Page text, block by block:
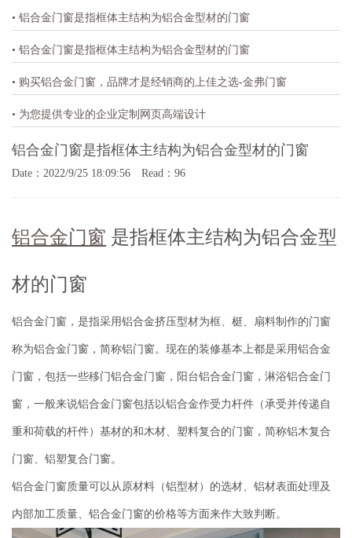
• 铝合金门窗是指框体主结构为铝合金型材的门窗
• 铝合金门窗是指框体主结构为铝合金型材的门窗
• 购买铝合金门窗，品牌才是经销商的上佳之选-金弗门窗
• 为您提供专业的企业定制网页高端设计
铝合金门窗是指框体主结构为铝合金型材的门窗
Date：2022/9/25 18:09:56 Read：96
铝合金门窗 是指框体主结构为铝合金型
材的门窗
铝合金门窗，是指采用铝合金挤压型材为框、梃、扇料制作的门窗
称为铝合金门窗，简称铝门窗。现在的装修基本上都是采用铝合金
门窗，包括一些移门铝合金门窗，阳台铝合金门窗，淋浴铝合金门
窗，一般来说铝合金门窗包括以铝合金作受力杆件（承受并传递自
重和荷载的杆件）基材的和木材、塑料复合的门窗，简称铝木复合
门窗、铝塑复合门窗。
铝合金门窗质量可以从原材料（铝型材）的选材、铝材表面处理及
内部加工质量、铝合金门窗的价格等方面来作大致判断。